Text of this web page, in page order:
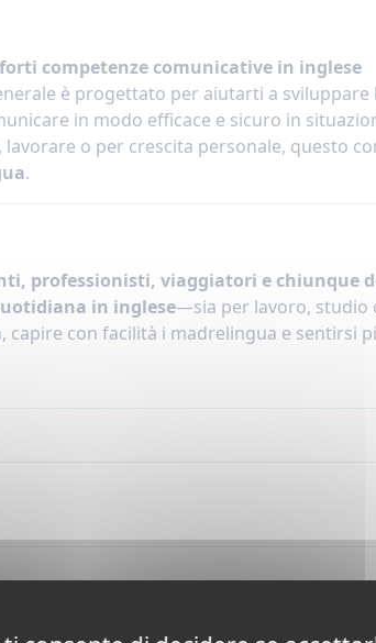
competenze comunicative in inglese
è progettato per aiutarti a sviluppare
in modo efficace e sicuro in
o per crescita personale, questo
.
professionisti, viaggiatori e chiunque
in inglese—sia per lavoro, studio
, capire con facilità i madrelingua e sentirsi
seconda lingua si concentrano sulle
scrittura, arricchimento del